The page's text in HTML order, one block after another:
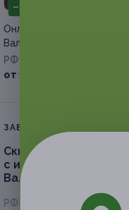
–30%
Онлайн-консультации
Валентины Гончаровой
РФ
от 1 400 руб.
ЗАВЕРШЁННАЯ АКЦИЯ
Скидка до 35%.
с использованием
Валентины
РФ